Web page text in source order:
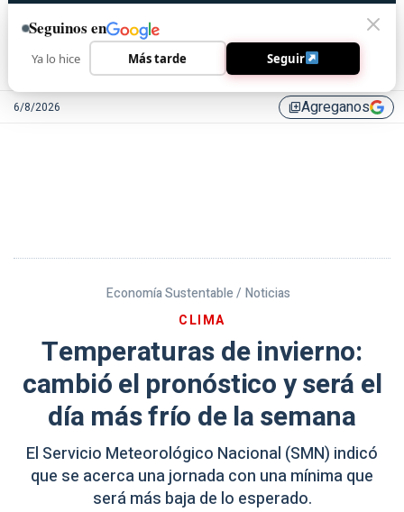
6/8/2026 library_addAgreganos
Economía Sustentable / Noticias
CLIMA
Temperaturas de invierno:
cambió el pronóstico y será el
día más frío de la semana
El Servicio Meteorológico Nacional (SMN) indicó
que se acerca una jornada con una mínima que
será más baja de lo esperado.
Seguinos en
Ya lo hice Más tarde Seguir